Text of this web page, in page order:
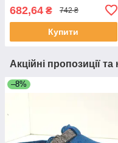
682,64 ₴ 742 ₴
Купити
Акційні пропозиції
–8%